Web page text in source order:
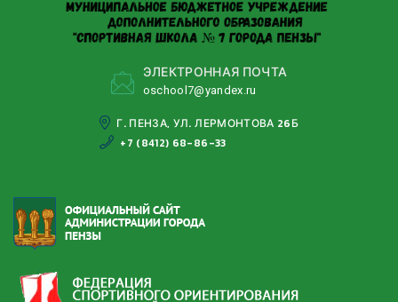
ЭЛЕКТРОННАЯ ПОЧТА
oschool7@yandeх.ru
Г. ПЕНЗА, УЛ. ЛЕРМОНТОВА 26Б
+7 (8412) 68-86-33